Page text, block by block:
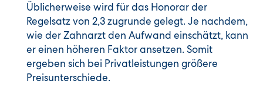
Üblicherweise wird für das Honorar der
Regelsatz von 2,3 zugrunde gelegt. Je nachdem,
wie der Zahnarzt den Aufwand einschätzt, kann
er einen höheren Faktor ansetzen. Somit
ergeben sich bei Privatleistungen größere
Preisunterschiede.